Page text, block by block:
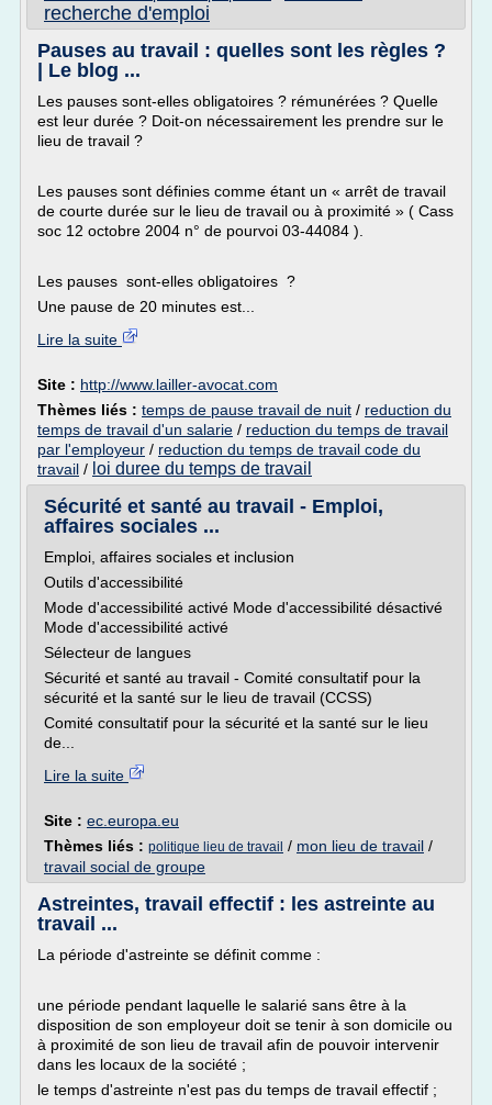
recherche d'emploi
Pauses au travail : quelles sont les règles ?
| Le blog ...
Les pauses sont-elles obligatoires ? rémunérées ? Quelle
est leur durée ? Doit-on nécessairement les prendre sur le
lieu de travail ?
Les pauses sont définies comme étant un « arrêt de travail
de courte durée sur le lieu de travail ou à proximité » ( Cass
soc 12 octobre 2004 n° de pourvoi 03-44084 ).
Les pauses sont-elles obligatoires ?
Une pause de 20 minutes est...
Lire la suite
Site : http://www.lailler-avocat.com
Thèmes liés : temps de pause travail de nuit / reduction du
temps de travail d'un salarie / reduction du temps de travail
par l'employeur / reduction du temps de travail code du
travail / loi duree du temps de travail
Sécurité et santé au travail - Emploi,
affaires sociales ...
Emploi, affaires sociales et inclusion
Outils d'accessibilité
Mode d'accessibilité activé Mode d'accessibilité désactivé
Mode d'accessibilité activé
Sélecteur de langues
Sécurité et santé au travail - Comité consultatif pour la
sécurité et la santé sur le lieu de travail (CCSS)
Comité consultatif pour la sécurité et la santé sur le lieu
de...
Lire la suite
Site : ec.europa.eu
Thèmes liés : politique lieu de travail / mon lieu de travail /
travail social de groupe
Astreintes, travail effectif : les astreinte au
travail ...
La période d'astreinte se définit comme :
une période pendant laquelle le salarié sans être à la
disposition de son employeur doit se tenir à son domicile ou
à proximité de son lieu de travail afin de pouvoir intervenir
dans les locaux de la société ;
le temps d'astreinte n'est pas du temps de travail effectif ;